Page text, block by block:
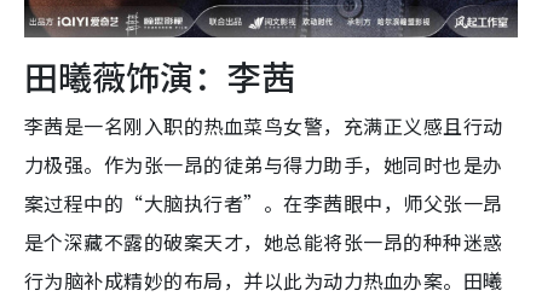
田曦薇饰演：李茜
李茜是一名刚入职的热血菜鸟女警，充满正义感且行动
力极强。作为张一昂的徒弟与得力助手，她同时也是办
案过程中的“大脑执行者”。在李茜眼中，师父张一昂
是个深藏不露的破案天才，她总能将张一昂的种种迷惑
行为脑补成精妙的布局，并以此为动力热血办案。田曦